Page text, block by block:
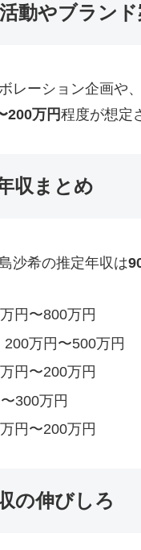
動やブラン
レーション企画や
200万円程度が想定
収まとめ
沙希の推定年収は
円〜800万円
万円〜500万円
円〜200万円
300万円
円〜200万円
の伸びしろ